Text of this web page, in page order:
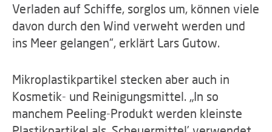
Verladen auf Schiffe, sorglos um, können viele
davon durch den Wind verweht werden und
ins Meer gelangen“, erklärt Lars Gutow.
Mikroplastikpartikel stecken aber auch in
Kosmetik- und Reinigungsmittel. „In so
manchem Peeling-Produkt werden kleinste